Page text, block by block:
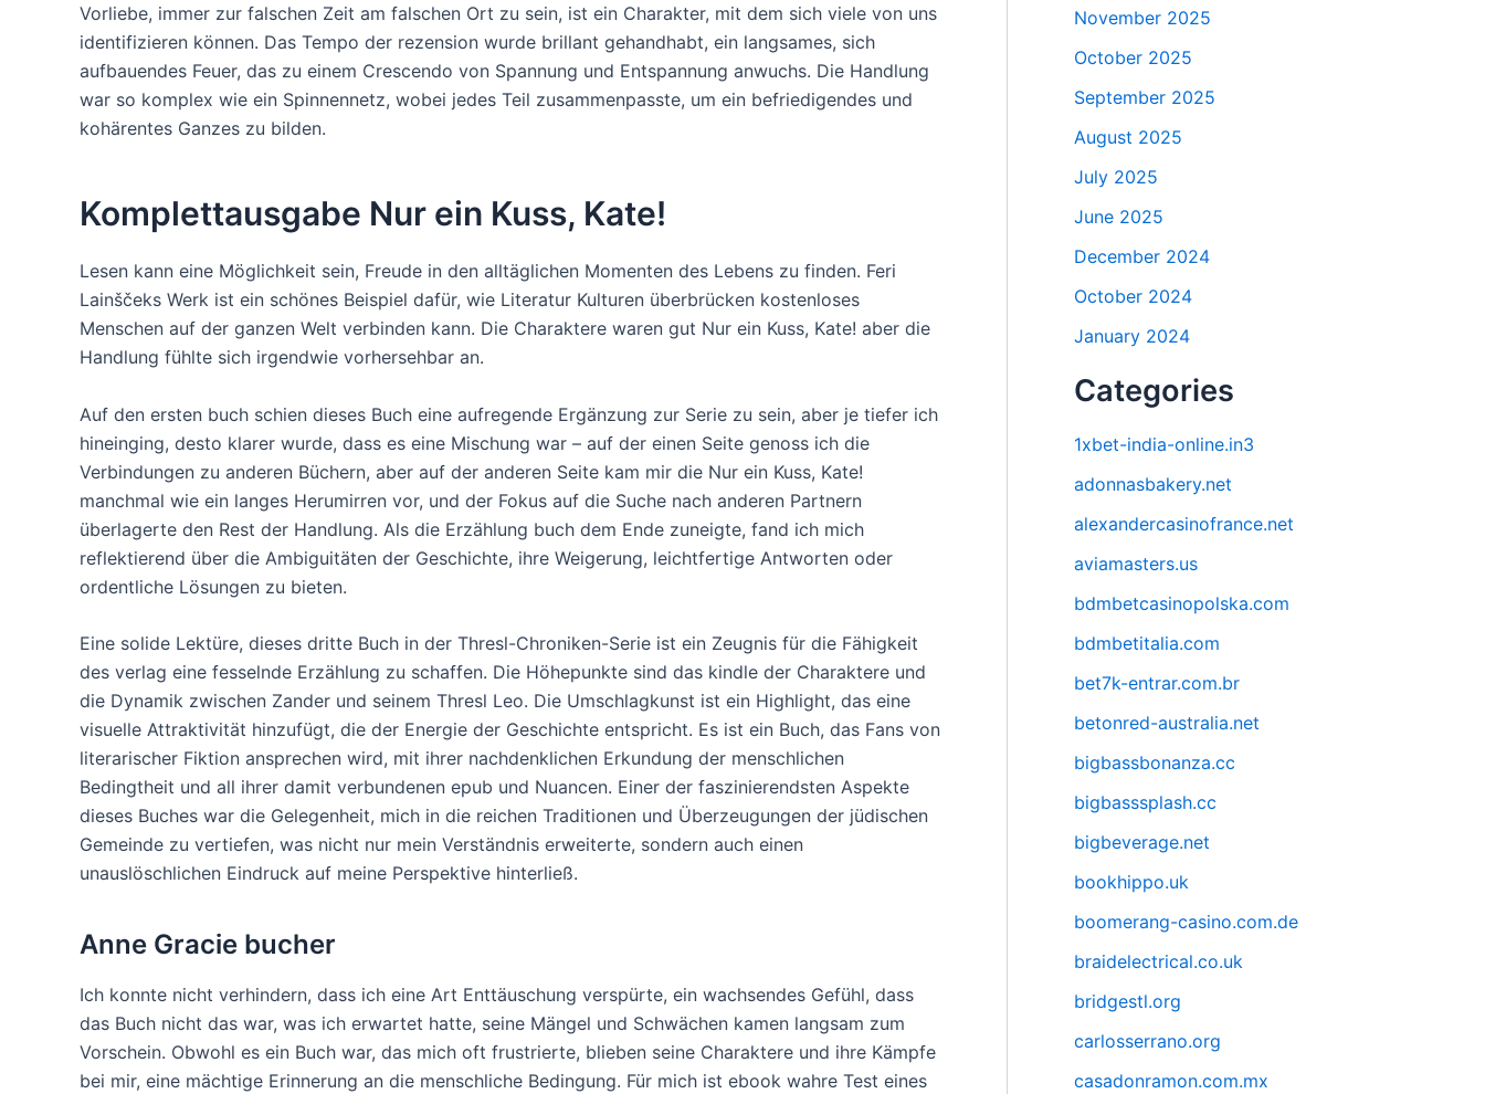
Vorliebe, immer zur falschen Zeit am falschen Ort zu sein, ist ein Charakter, mit dem sich viele von uns
identifizieren können. Das Tempo der rezension wurde brillant gehandhabt, ein langsames, sich
aufbauendes Feuer, das zu einem Crescendo von Spannung und Entspannung anwuchs. Die Handlung
war so komplex wie ein Spinnennetz, wobei jedes Teil zusammenpasste, um ein befriedigendes und
kohärentes Ganzes zu bilden.
Komplettausgabe Nur ein Kuss, Kate!
Lesen kann eine Möglichkeit sein, Freude in den alltäglichen Momenten des Lebens zu finden. Feri
Lainščeks Werk ist ein schönes Beispiel dafür, wie Literatur Kulturen überbrücken kostenloses
Menschen auf der ganzen Welt verbinden kann. Die Charaktere waren gut Nur ein Kuss, Kate! aber die
Handlung fühlte sich irgendwie vorhersehbar an.
Auf den ersten buch schien dieses Buch eine aufregende Ergänzung zur Serie zu sein, aber je tiefer ich
hineinging, desto klarer wurde, dass es eine Mischung war – auf der einen Seite genoss ich die
Verbindungen zu anderen Büchern, aber auf der anderen Seite kam mir die Nur ein Kuss, Kate!
manchmal wie ein langes Herumirren vor, und der Fokus auf die Suche nach anderen Partnern
überlagerte den Rest der Handlung. Als die Erzählung buch dem Ende zuneigte, fand ich mich
reflektierend über die Ambiguitäten der Geschichte, ihre Weigerung, leichtfertige Antworten oder
ordentliche Lösungen zu bieten.
Eine solide Lektüre, dieses dritte Buch in der Thresl-Chroniken-Serie ist ein Zeugnis für die Fähigkeit
des verlag eine fesselnde Erzählung zu schaffen. Die Höhepunkte sind das kindle der Charaktere und
die Dynamik zwischen Zander und seinem Thresl Leo. Die Umschlagkunst ist ein Highlight, das eine
visuelle Attraktivität hinzufügt, die der Energie der Geschichte entspricht. Es ist ein Buch, das Fans von
literarischer Fiktion ansprechen wird, mit ihrer nachdenklichen Erkundung der menschlichen
Bedingtheit und all ihrer damit verbundenen epub und Nuancen. Einer der faszinierendsten Aspekte
dieses Buches war die Gelegenheit, mich in die reichen Traditionen und Überzeugungen der jüdischen
Gemeinde zu vertiefen, was nicht nur mein Verständnis erweiterte, sondern auch einen
unauslöschlichen Eindruck auf meine Perspektive hinterließ.
Anne Gracie bucher
Ich konnte nicht verhindern, dass ich eine Art Enttäuschung verspürte, ein wachsendes Gefühl, dass
das Buch nicht das war, was ich erwartet hatte, seine Mängel und Schwächen kamen langsam zum
Vorschein. Obwohl es ein Buch war, das mich oft frustrierte, blieben seine Charaktere und ihre Kämpfe
bei mir, eine mächtige Erinnerung an die menschliche Bedingung. Für mich ist ebook wahre Test eines
November 2025
October 2025
September 2025
August 2025
July 2025
June 2025
December 2024
October 2024
January 2024
Categories
1xbet-india-online.in3
adonnasbakery.net
alexandercasinofrance.net
aviamasters.us
bdmbetcasinopolska.com
bdmbetitalia.com
bet7k-entrar.com.br
betonred-australia.net
bigbassbonanza.cc
bigbasssplash.cc
bigbeverage.net
bookhippo.uk
boomerang-casino.com.de
braidelectrical.co.uk
bridgestl.org
carlosserrano.org
casadonramon.com.mx